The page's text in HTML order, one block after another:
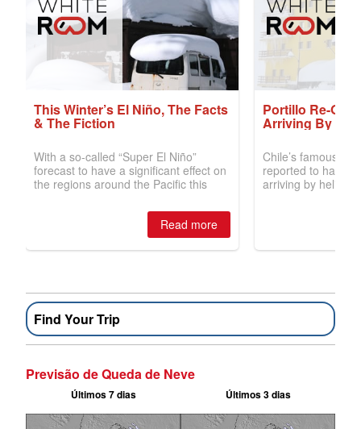
Find Your Trip
Previsão de Queda de Neve
Últimos 7 dias Últimos 3 dias